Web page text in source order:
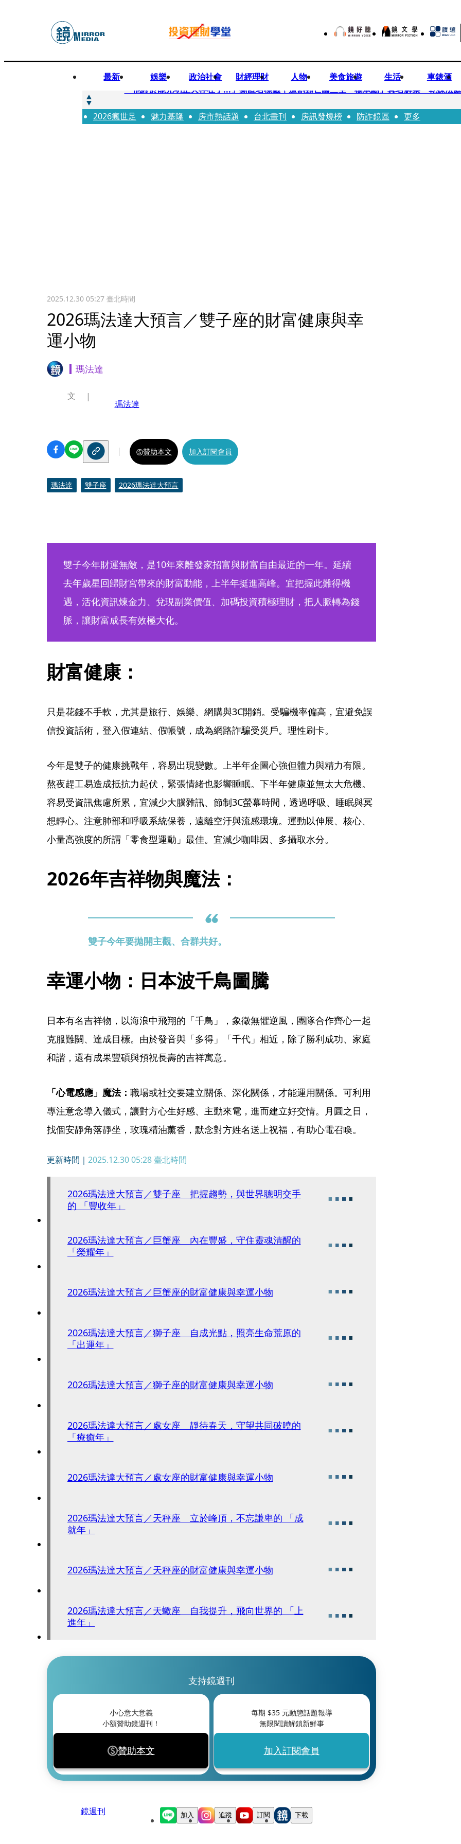
最新 娛樂 政治社會 財經理財 人物 美食旅遊 生活 車錶酒
快訊
「他終於能光明正大存在了...」撕匿名標籤！遭割頸亡國三生「楊承勳」真名解禁 乾妹法
快訊
12歲女兒天天幫化妝 孫儷有個專屬化妝師還讚媽媽底子好
2026瘋世足 魅力基隆 房市熱話題 台北畫刊 房訊發燒榜 防詐鏡區 更多
2025.12.30 05:27臺北時間
2026瑪法達大預言／雙子座的財富健康與幸
運小物
瑪法達
文
瑪法達
贊助本文 加入訂閱會員
瑪法達 雙子座 2026瑪法達大預言
雙子今年財運無敵，是10年來離發家招富與財富自由最近的一年。延續
去年歲星回歸財宮帶來的財富動能，上半年挺進高峰。宜把握此難得機
遇，活化資訊煉金力、兌現副業價值、加碼投資積極理財，把人脈轉為錢
脈，讓財富成長有效極大化。
財富健康：
只是花錢不手軟，尤其是旅行、娛樂、網購與3C開銷。受騙機率偏高，宜避免誤
信投資話術，登入假連結、假帳號，成為網路詐騙受災戶。理性刷卡。
今年是雙子的健康挑戰年，容易出現變數。上半年企圖心強但體力與精力有限。
熬夜趕工易造成抵抗力起伏，緊張情緒也影響睡眠。下半年健康並無太大危機。
容易受資訊焦慮所累，宜減少大腦雜訊、節制3C螢幕時間，透過呼吸、睡眠與冥
想靜心。注意肺部和呼吸系統保養，遠離空汙與流感環境。運動以伸展、核心、
小量高強度的所謂「零食型運動」最佳。宜減少咖啡因、多攝取水分。
2026年吉祥物與魔法：
雙子今年要拋開主觀、合群共好。
幸運小物：日本波千鳥圖騰
日本有名吉祥物，以海浪中飛翔的「千鳥」，象徵無懼逆風，團隊合作齊心一起
克服難關、達成目標。由於發音與「多得」「千代」相近，除了勝利成功、家庭
和諧，還有成果豐碩與預祝長壽的吉祥寓意。
「心電感應」魔法： 職場或社交要建立關係、深化關係，才能運用關係。可利用
專注意念導入儀式，讓對方心生好感、主動來電，進而建立好交情。月圓之日，
找個安靜角落靜坐，玫瑰精油薰香，默念對方姓名送上祝福，有助心電召喚。
更新時間｜ 2025.12.30 05:28臺北時間
2026瑪法達大預言／雙子座 把握趨勢，與世界聰明交手
的 「豐收年」
2026瑪法達大預言／巨蟹座 內在豐盛，守住靈魂清醒的
「榮耀年」
2026瑪法達大預言／巨蟹座的財富健康與幸運小物
2026瑪法達大預言／獅子座 自成光點，照亮生命荒原的
「出運年」
2026瑪法達大預言／獅子座的財富健康與幸運小物
2026瑪法達大預言／處女座 靜待春天，守望共同破曉的
「療癒年」
2026瑪法達大預言／處女座的財富健康與幸運小物
2026瑪法達大預言／天秤座 立於峰頂，不忘謙卑的 「成
就年」
2026瑪法達大預言／天秤座的財富健康與幸運小物
2026瑪法達大預言／天蠍座 自我提升，飛向世界的 「上
進年」
支持鏡週刊
小心意大意義
小額贊助鏡週刊！
贊助本文
每期 $35元動態話題報導
無限閱讀解鎖新鮮事
加入訂閱會員
鏡週刊 加入 追蹤 訂閱 下載